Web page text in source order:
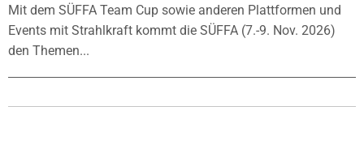
Mit dem SÜFFA Team Cup sowie anderen Plattformen und
Events mit Strahlkraft kommt die SÜFFA (7.-9. Nov. 2026)
den Themen...